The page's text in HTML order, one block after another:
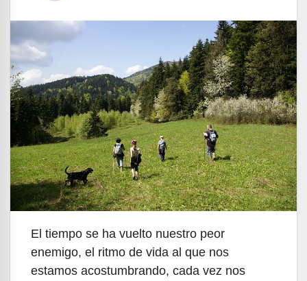
El tiempo se ha vuelto nuestro peor
enemigo, el ritmo de vida al que nos
estamos acostumbrando, cada vez nos